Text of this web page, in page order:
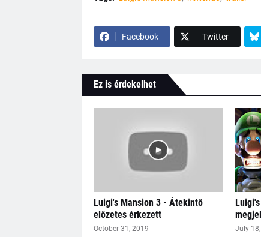
Facebook Twitter
Ez is érdekelhet
Luigi's Mansion 3 - Átekintő
előzetes érkezett
October 31, 2019 July